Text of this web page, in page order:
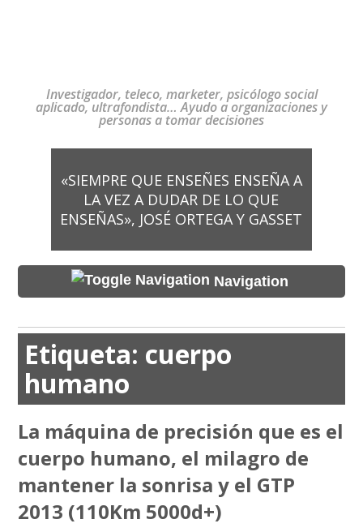
Investigador, teleco, marketer, psicólogo social
aplicado, ultrafondista… Ayudo a organizaciones y
personas a tomar decisiones
«SIEMPRE QUE ENSEÑES ENSEÑA A
LA VEZ A DUDAR DE LO QUE
ENSEÑAS», JOSÉ ORTEGA Y GASSET
Navigation
Etiqueta: cuerpo
humano
La máquina de precisión que es el
cuerpo humano, el milagro de
mantener la sonrisa y el GTP
2013 (110Km 5000d+)